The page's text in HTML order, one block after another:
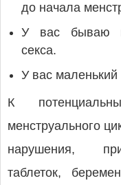
до начала
У вас бываю
секса.
У вас
К
менструального
нарушения,
таблеток,